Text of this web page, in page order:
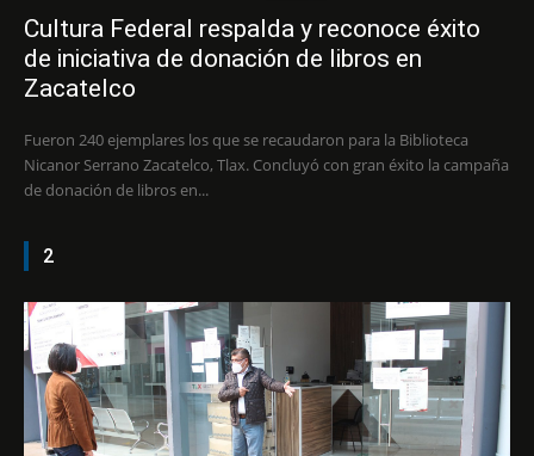
Cultura Federal respalda y reconoce éxito
de iniciativa de donación de libros en
Zacatelco
Fueron 240 ejemplares los que se recaudaron para la Biblioteca
Nicanor Serrano Zacatelco, Tlax. Concluyó con gran éxito la campaña
de donación de libros en...
2